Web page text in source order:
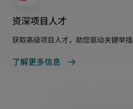
资深项目人才
获取高级项目人才，助您驱动关键举措
了解更多信息